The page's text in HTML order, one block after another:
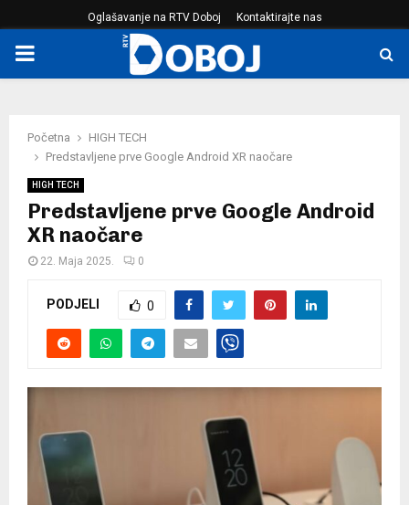
Oglašavanje na RTV Doboj Kontaktirajte nas
PRIMARY
Početna
HIGH TECH
Predstavljene prve Google Android XR naočare
HIGH TECH
Predstavljene prve Google Android
XR naočare
22. Maja 2025. 0
PODJELI 0